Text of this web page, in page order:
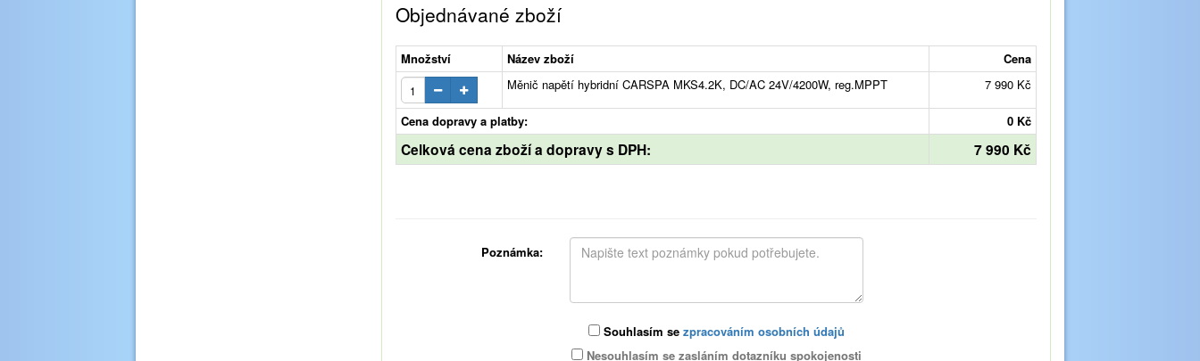
Objednávané zboží
Množství Název zboží
Cena
Měnič napětí hybridní CARSPA MKS4.2K, DC/AC 24V/4200W, reg.MPPT
7 990 Kč
Cena dopravy a platby: 0 Kč
Celková cena zboží a dopravy s DPH: 7 990 Kč
Poznámka:
Souhlasím se zpracováním osobních údajů
Nesouhlasím se zasláním dotazníku spokojenosti